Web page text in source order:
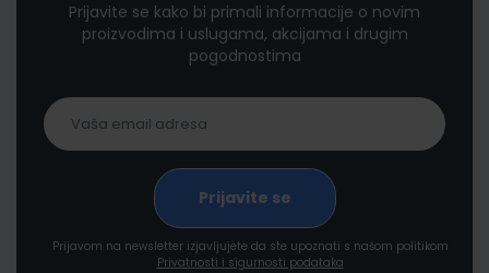
Prijavite se kako bi primali informacije o novim
proizvodima i uslugama, akcijama i drugim
pogodnostima
Prijavom na newsletter izjavljujete da ste upoznati s našom politikom
Privatnosti i sigurnosti podataka